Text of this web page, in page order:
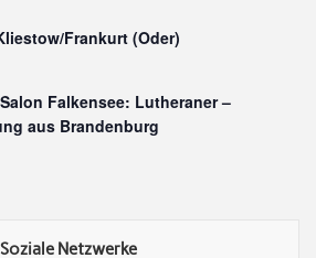
Frankurt (Oder)
Falkensee: Lutheraner –
aus Brandenburg
Soziale Netzwerke